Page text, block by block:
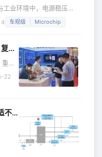
理
车
业环境中，电源稳压器
必须能在极宽温区内稳定
正是为应对这类挑战而设
及完善的保护机制，成为
想选择。 为什么工程师
1.
车规级 Microchip
展览会
塑
充换
心
等
、
集
受
业
22
烦心事
变